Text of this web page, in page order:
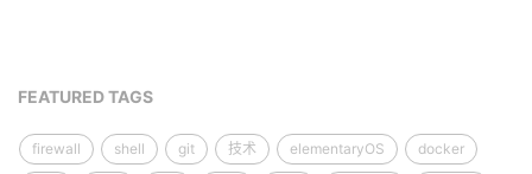
FEATURED TAGS
firewall shell git 技术 elementaryOS docker